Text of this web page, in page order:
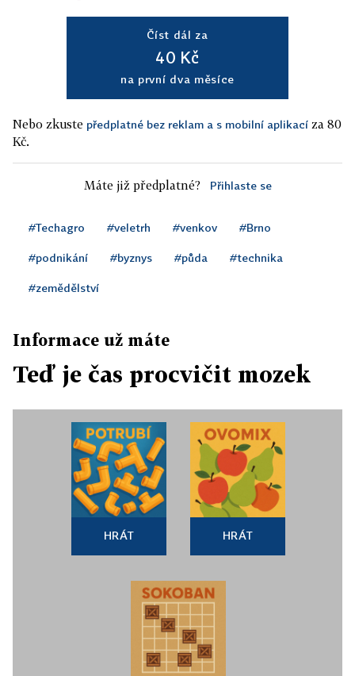
Číst dál za
40 Kč
na první dva měsíce
Nebo zkuste předplatné bez reklam a s mobilní aplikací za 80
Kč.
Máte již předplatné? Přihlaste se
#Techagro #veletrh #venkov #Brno
#podnikání #byznys #půda #technika
#zemědělství
Informace už máte
Teď je čas procvičit mozek
HRÁT HRÁT